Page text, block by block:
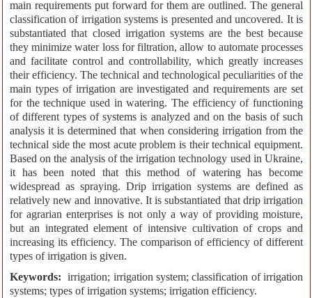
main requirements put forward for them are outlined. The general
classification of irrigation systems is presented and uncovered. It is
substantiated that closed irrigation systems are the best because
they minimize water loss for filtration, allow to automate processes
and facilitate control and controllability, which greatly increases
their efficiency. The technical and technological peculiarities of the
main types of irrigation are investigated and requirements are set
for the technique used in watering. The efficiency of functioning
of different types of systems is analyzed and on the basis of such
analysis it is determined that when considering irrigation from the
technical side the most acute problem is their technical equipment.
Based on the analysis of the irrigation technology used in Ukraine,
it has been noted that this method of watering has become
widespread as spraying. Drip irrigation systems are defined as
relatively new and innovative. It is substantiated that drip irrigation
for agrarian enterprises is not only a way of providing moisture,
but an integrated element of intensive cultivation of crops and
increasing its efficiency. The comparison of efficiency of different
types of irrigation is given.
Keywords:
irrigation; irrigation system; classification of irrigation
systems; types of irrigation systems; irrigation efficiency.